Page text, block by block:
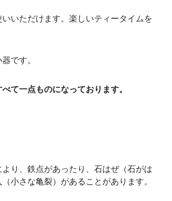
いただけます。楽しいティータイムを
です。
て一点ものになっております。
り、鉄点があったり、石はぜ（石がは
小さな亀裂）があることがあります。